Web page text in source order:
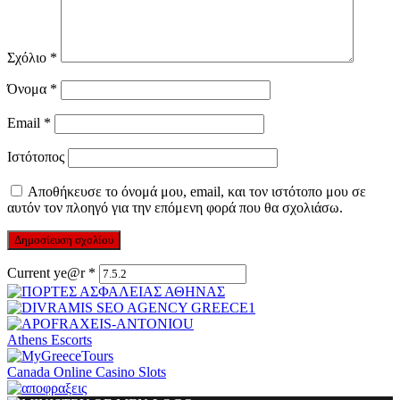
Σχόλιο *
Όνομα *
Email *
Ιστότοπος
Αποθήκευσε το όνομά μου, email, και τον ιστότοπο μου σε
αυτόν τον πλοηγό για την επόμενη φορά που θα σχολιάσω.
Current ye@r *
Athens Escorts
Canada Online Casino Slots